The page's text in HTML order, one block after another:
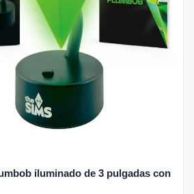
iluminado de 3 pulgadas con